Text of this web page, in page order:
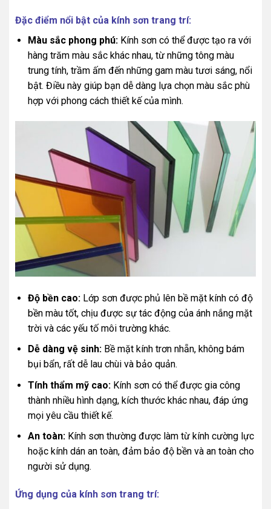
Đặc điểm nổi bật của kính sơn trang trí:
Màu sắc phong phú:Kính sơn có thể được tạo ra với
hàng trăm màu sắc khác nhau, từ những tông màu
trung tính, trầm ấm đến những gam màu tươi sáng, nổi
bật. Điều này giúp bạn dễ dàng lựa chọn màu sắc phù
hợp với phong cách thiết kế của mình.
Độ bền cao:Lớp sơn được phủ lên bề mặt kính có độ
bền màu tốt, chịu được sự tác động của ánh nắng mặt
trời và các yếu tố môi trường khác.
Dễ dàng vệ sinh:Bề mặt kính trơn nhẵn, không bám
bụi bẩn, rất dễ lau chùi và bảo quản.
Tính thẩm mỹ cao:Kính sơn có thể được gia công
thành nhiều hình dạng, kích thước khác nhau, đáp ứng
mọi yêu cầu thiết kế.
An toàn:Kính sơn thường được làm từ kính cường lực
hoặc kính dán an toàn, đảm bảo độ bền và an toàn cho
người sử dụng.
Ứng dụng của kính sơn trang trí: